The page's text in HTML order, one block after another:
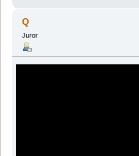
Q
Juror